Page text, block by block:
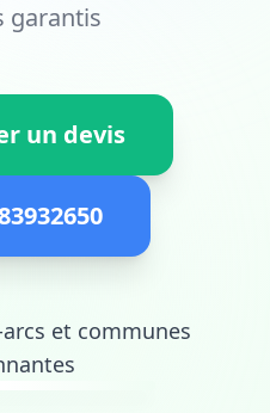
garantis
un devis
et communes